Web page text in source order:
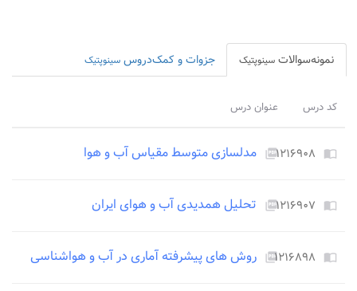
نمونه‌سوالات سینوپتیک جزوات و کمک‌دروس سینوپتیک
کد درس عنوان درس
import_contacts ۱۲۱۶۹۰۸picture_as_pdf مدلسازی متوسط مقیاس آب و هوا
import_contacts ۱۲۱۶۹۰۷picture_as_pdf تحلیل همدیدی آب و هوای ایران
import_contacts ۱۲۱۶۸۹۸picture_as_pdf روش های پیشرفته آماری در آب و هواشناسی